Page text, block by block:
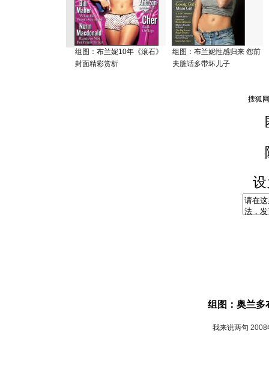
组图：布兰妮10年《滚石》
封面精彩赏析
组图：布兰妮性感归来 怨前
夫脏话多带坏儿子
组图：奥兰多
我来说两句 2008